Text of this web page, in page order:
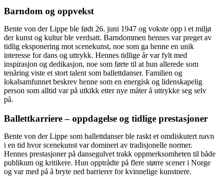
Barndom og oppvekst
Bente von der Lippe ble født 26. juni 1947 og vokste opp i et miljø
der kunst og kultur ble verdsatt. Barndommen hennes var preget av
tidlig eksponering mot scenekunst, noe som ga henne en unik
interesse for dans og uttrykk. Hennes tidlige år var fylt med
inspirasjon og dedikasjon, noe som førte til at hun allerede som
tenåring viste et stort talent som ballettdanser. Familien og
lokalsamfunnet beskrev henne som en energisk og lidenskapelig
person som alltid var på utkikk etter nye måter å uttrykke seg selv
på.
Ballettkarriere – oppdagelse og tidlige prestasjoner
Bente von der Lippe som ballettdanser ble raskt et omdiskutert navn
i en tid hvor scenekunst var dominert av tradisjonelle normer.
Hennes prestasjoner på dansegulvet trakk oppmerksomheten til både
publikum og kritikere. Hun opptrådte på flere større scener i Norge
og var med på å bryte ned barrierer for kvinnelige kunstnere.